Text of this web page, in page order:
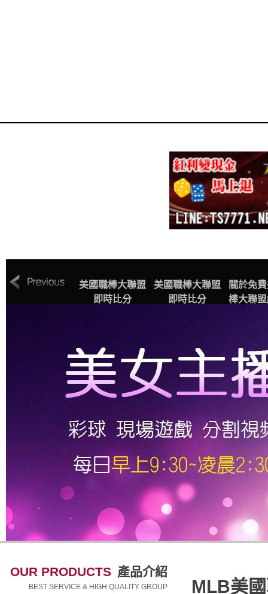
MLB美國職棒大
美國職棒大聯盟
即時比分
美國職棒大聯盟
即時比分
關於免
棒大聯
OUR PRODUCTS 產品介紹
BEST SERVICE & HIGH QUALITY GROUP MLB美